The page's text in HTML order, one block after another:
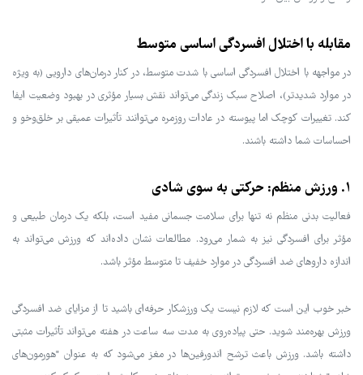
مقابله با اختلال افسردگی اساسی متوسط
در مواجهه با اختلال افسردگی اساسی با شدت متوسط، در کنار درمان‌های دارویی (به ویژه
در موارد شدیدتر)، اصلاح سبک زندگی می‌تواند نقش بسیار مؤثری در بهبود وضعیت ایفا
کند. تغییرات کوچک اما پیوسته در عادات روزمره می‌توانند تأثیرات عمیقی بر خلق‌وخو و
احساسات شما داشته باشند.
1. ورزش منظم: حرکتی به سوی شادی
فعالیت بدنی منظم نه تنها برای سلامت جسمانی مفید است، بلکه یک درمان طبیعی و
مؤثر برای افسردگی نیز به شمار می‌رود. مطالعات نشان داده‌اند که ورزش می‌تواند به
اندازه داروهای ضد افسردگی در موارد خفیف تا متوسط مؤثر باشد.
خبر خوب این است که لازم نیست یک ورزشکار حرفه‌ای باشید تا از مزایای ضد افسردگی
ورزش بهره‌مند شوید. حتی پیاده‌روی به مدت سه ساعت در هفته می‌تواند تأثیرات مثبتی
داشته باشد. ورزش باعث ترشح اندورفین‌ها در مغز می‌شود که به عنوان "هورمون‌های